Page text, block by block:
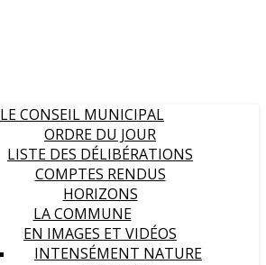
LE CONSEIL MUNICIPAL
ORDRE DU JOUR
LISTE DES DÉLIBÉRATIONS
COMPTES RENDUS
HORIZONS
LA COMMUNE
EN IMAGES ET VIDÉOS
INTENSÉMENT NATURE